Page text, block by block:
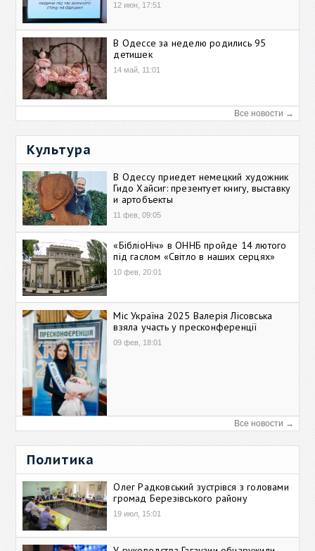
12 июн, 17:51
В Одессе за неделю родились 95
детишек
14 май, 11:01
Все новости →
Культура
В Одессу приедет немецкий художник
Гидо Хайсиг: презентует книгу, выставку
и артобъекты
11 фев, 09:05
«БібліоНіч» в ОННБ пройде 14 лютого
під гаслом «Світло в наших серцях»
10 фев, 20:01
Міс Україна 2025 Валерія Лісовська
взяла участь у пресконференції
09 фев, 18:01
Все новости →
Политика
Олег Радковський зустрівся з головами
громад Березівського району
19 июл, 15:01